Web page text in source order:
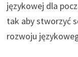
językowej dla
tak aby stworzyć
rozwoju